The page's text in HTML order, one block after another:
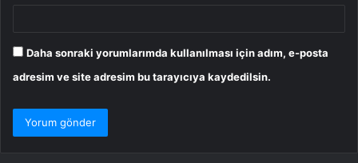
Daha sonraki yorumlarımda kullanılması için adım, e-posta
adresim ve site adresim bu tarayıcıya kaydedilsin.